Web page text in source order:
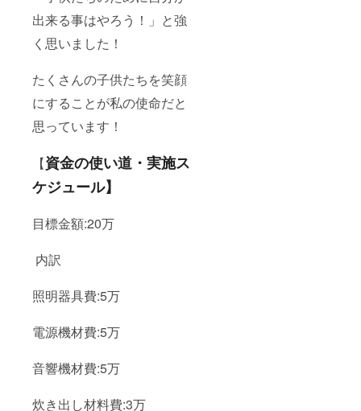
出来る事はやろう！」と強
く思いました！
たくさんの子供たちを笑顔
にすることが私の使命だと
思っています！
【資金の使い道・実施ス
ケジュール】
目標金額:20万
内訳
照明器具費:5万
電源機材費:5万
音響機材費:5万
炊き出し材料費:3万